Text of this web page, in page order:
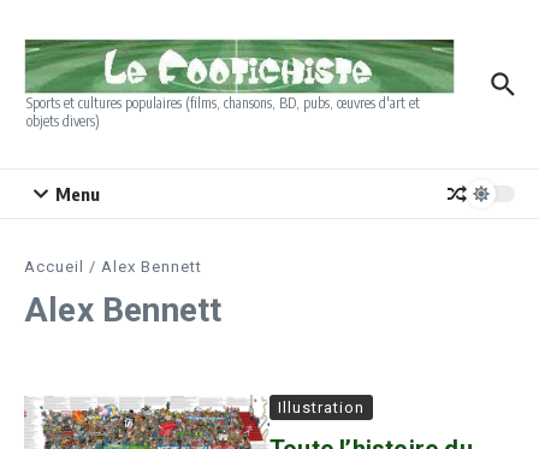
Sports et cultures populaires (films, chansons, BD, pubs, œuvres d'art et
objets divers)
Menu
Accueil / Alex Bennett
Alex Bennett
Illustration